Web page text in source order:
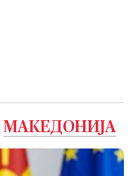
МАКЕДОНИЈА